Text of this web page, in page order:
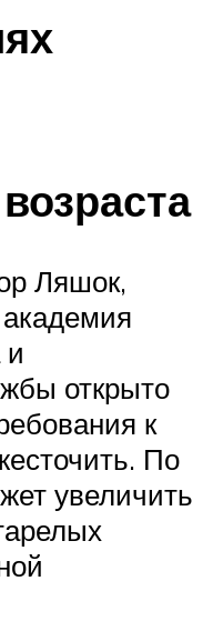
Ляшок,
и
открыто
к
По
увеличить